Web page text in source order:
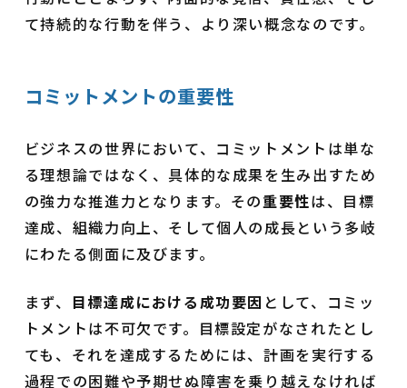
て持続的な行動を伴う、より深い概念なのです。
コミットメントの重要性
ビジネスの世界において、コミットメントは単な
る理想論ではなく、具体的な成果を生み出すため
の強力な推進力となります。その重要性は、目標
達成、組織力向上、そして個人の成長という多岐
にわたる側面に及びます。
まず、 目標達成における成功要因 として、コミッ
トメントは不可欠です。目標設定がなされたとし
ても、それを達成するためには、計画を実行する
過程での困難や予期せぬ障害を乗り越えなければ